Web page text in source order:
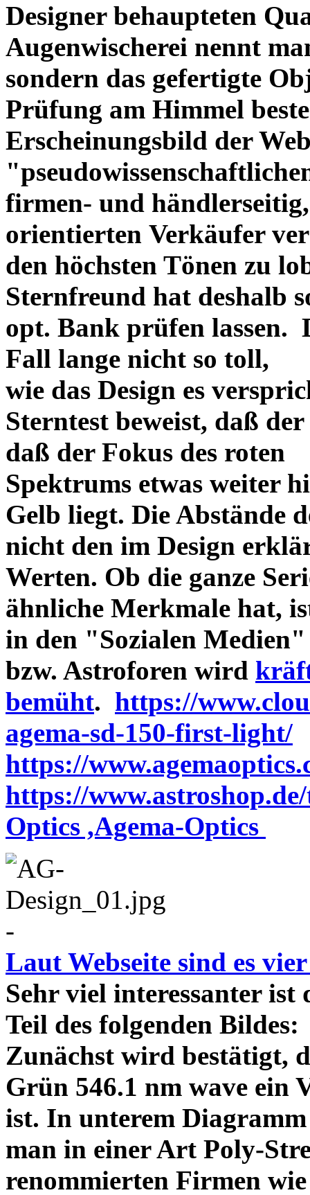
Designer behaupteten
Augenwischerei nennt
sondern das gefertigte
Prüfung am Himmel
Erscheinungsbild der
firmen- und
orientierten Verkäufer
den höchsten Tönen zu
Sternfreund hat deshalb
opt. Bank prüfen lassen.
Fall lange nicht so toll,
wie das Design es
Sterntest beweist, daß
daß der Fokus des roten
Spektrums etwas weiter
Gelb liegt. Die Abstände
nicht den im Design
Werten. Ob die ganze
ähnliche Merkmale hat,
in den "Sozialen Medien"
bzw. Astroforen wird
bemüht. https://
agema-sd-150-first-light/
https://
https://
Optics ,Agema-Optics
-
Laut Webseite sind es
Sehr viel interessanter
Teil des folgenden
Zunächst wird bestätigt,
Grün 546.1 nm wave ein
ist. In unterem
man in einer Art Poly-
renommierten Firmen